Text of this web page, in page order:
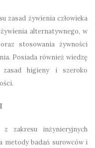
zasad żywienia człowieka
alternatywnego, w
stosowania żywności
Posiada również wiedzę
zasad higieny i szeroko
zakresu inżynieryjnych
metody badań surowców i